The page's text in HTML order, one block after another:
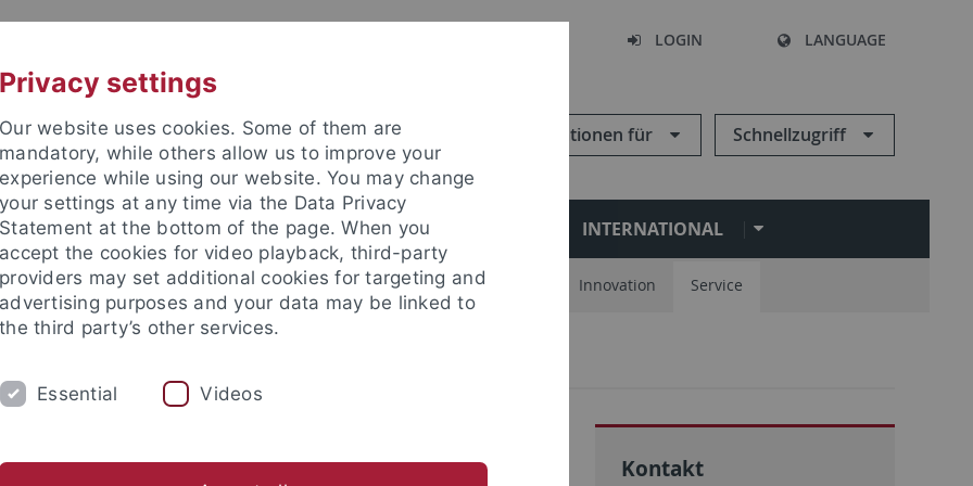
LOGIN LANGUAGE
Informationen für Schnellzugriff
FORSCHUNG EINRICHTUNGEN INTERNATIONAL
Zentren und Institute Nachwuchsförderung Kooperationspartner Innovation Service
Kontakt
Privacy settings
Our website uses cookies. Some of them are
mandatory, while others allow us to improve your
experience while using our website. You may change
your settings at any time via the Data Privacy
Statement at the bottom of the page. When you
accept the cookies for video playback, third-party
providers may set additional cookies for targeting and
advertising purposes and your data may be linked to
the third party’s other services.
Essential Videos